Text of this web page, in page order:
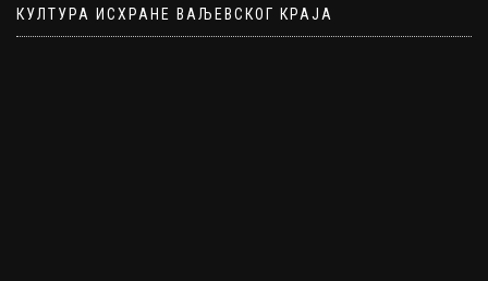
КУЛТУРА ИСХРАНЕ ВАЉЕВСКОГ КРАЈА